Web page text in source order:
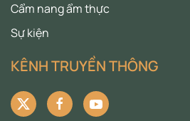
Cẩm nang ẩm thực
Sự kiện
KÊNH TRUYỀN THÔNG